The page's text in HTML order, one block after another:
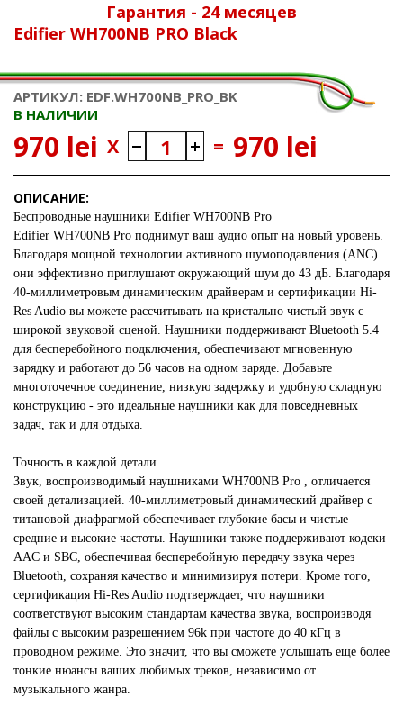
Гарантия - 24 месяцев
Edifier WH700NB PRO Black
АРТИКУЛ: EDF.WH700NB_PRO_BK
В НАЛИЧИИ
970 lei X = 970 lei
ОПИСАНИЕ:
Беспроводные наушники Edifier WH700NB Pro
Edifier WH700NB Pro поднимут ваш аудио опыт на новый уровень.
Благодаря мощной технологии активного шумоподавления (ANC)
они эффективно приглушают окружающий шум до 43 дБ. Благодаря
40-миллиметровым динамическим драйверам и сертификации Hi-
Res Audio вы можете рассчитывать на кристально чистый звук с
широкой звуковой сценой. Наушники поддерживают Bluetooth 5.4
для бесперебойного подключения, обеспечивают мгновенную
зарядку и работают до 56 часов на одном заряде. Добавьте
многоточечное соединение, низкую задержку и удобную складную
конструкцию - это идеальные наушники как для повседневных
задач, так и для отдыха.
Точность в каждой детали
Звук, воспроизводимый наушниками WH700NB Pro , отличается
своей детализацией. 40-миллиметровый динамический драйвер с
титановой диафрагмой обеспечивает глубокие басы и чистые
средние и высокие частоты. Наушники также поддерживают кодеки
AAC и SBC, обеспечивая бесперебойную передачу звука через
Bluetooth, сохраняя качество и минимизируя потери. Кроме того,
сертификация Hi-Res Audio подтверждает, что наушники
соответствуют высоким стандартам качества звука, воспроизводя
файлы с высоким разрешением 96k при частоте до 40 кГц в
проводном режиме. Это значит, что вы сможете услышать еще более
тонкие нюансы ваших любимых треков, независимо от
музыкального жанра.